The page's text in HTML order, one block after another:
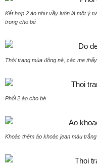
Kết hợp 2 áo như vầy luôn là một ý
trong cho bé
Thời trang mùa đông nè, các mẹ
Phối 2 áo cho bé
Khoác thêm áo khoác jean màu